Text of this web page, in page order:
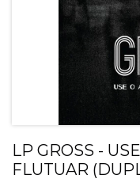
LP GROSS -
FLUTUAR